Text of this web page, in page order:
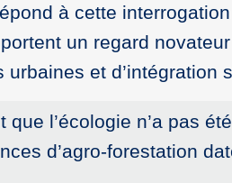
à cette
un regard
et d’intégration
que l’écologie n’a pas
d’agro-forestation